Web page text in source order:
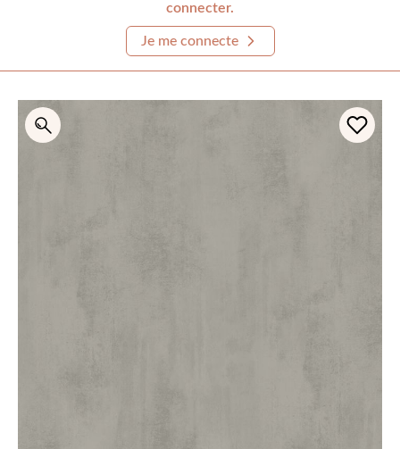
connecter.
Je me connecte